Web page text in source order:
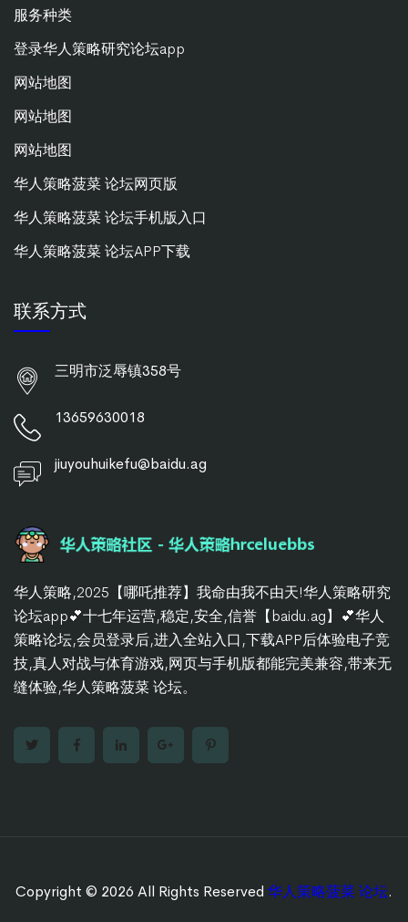
服务种类
登录华人策略研究论坛app
网站地图
网站地图
网站地图
华人策略菠菜 论坛网页版
华人策略菠菜 论坛手机版入口
华人策略菠菜 论坛APP下载
联系方式
三明市泛辱镇358号
13659630018
jiuyouhuikefu@baidu.ag
华人策略,2025【哪吒推荐】我命由我不由天!华人策略研究
论坛app💕十七年运营,稳定,安全,信誉【baidu.ag】💕华人
策略论坛,会员登录后,进入全站入口,下载APP后体验电子竞
技,真人对战与体育游戏,网页与手机版都能完美兼容,带来无
缝体验,华人策略菠菜 论坛。
Copyright © 2026 All Rights Reserved 华人策略菠菜 论坛.